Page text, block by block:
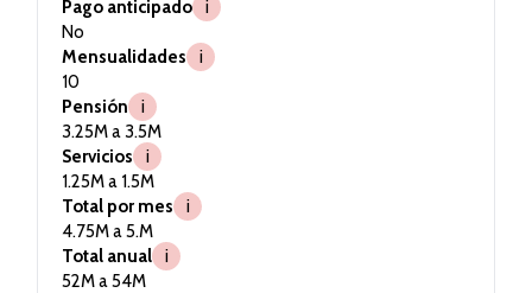
Pago anticipado
i
No
Mensualidades
i
10
Pensión
i
3.25M a 3.5M
Servicios
i
1.25M a 1.5M
Total por mes
i
4.75M a 5.M
Total anual
i
52M a 54M